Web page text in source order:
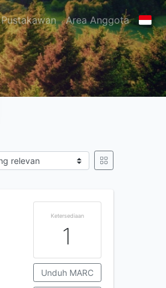
Pustakawan Area Anggota
Ketersediaan
1
Unduh MARC